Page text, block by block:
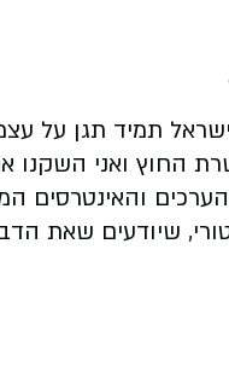
תמיד תגן על
החוץ ואני השקנו
והאינטרסים
שיודעים שאת